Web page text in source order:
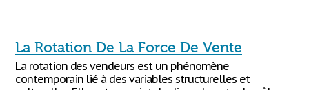
La Rotation De La Force De Vente
La rotation des vendeurs est un phénomène
contemporain lié à des variables structurelles et